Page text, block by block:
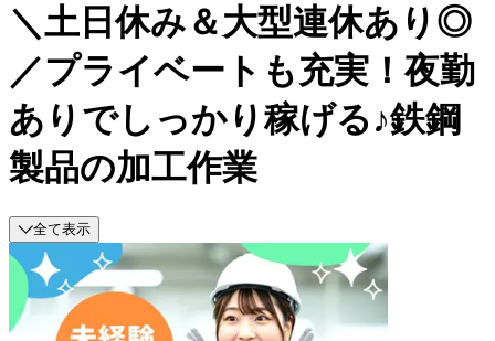
＼土日休み＆大型連休あり◎
／プライベートも充実！夜勤
ありでしっかり稼げる♪鉄鋼
製品の加工作業
全て表示